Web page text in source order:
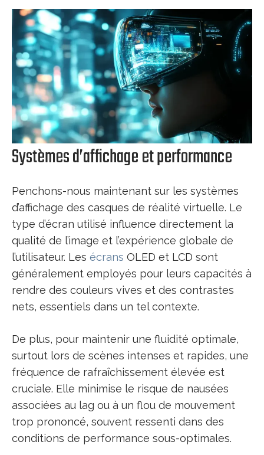
Systèmes d’affichage et performance
Penchons-nous maintenant sur les systèmes
d’affichage des casques de réalité virtuelle. Le
type d’écran utilisé influence directement la
qualité de l’image et l’expérience globale de
l’utilisateur. Les écrans OLED et LCD sont
généralement employés pour leurs capacités à
rendre des couleurs vives et des contrastes
nets, essentiels dans un tel contexte.
De plus, pour maintenir une fluidité optimale,
surtout lors de scènes intenses et rapides, une
fréquence de rafraîchissement élevée est
cruciale. Elle minimise le risque de nausées
associées au lag ou à un flou de mouvement
trop prononcé, souvent ressenti dans des
conditions de performance sous-optimales.